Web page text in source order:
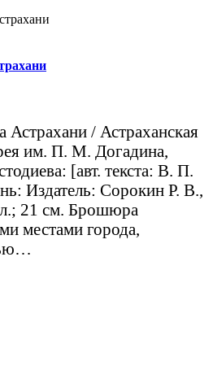
Астрахани / Астраханская
им. П. М. Догадина,
[авт. текста: В. П.
Издатель: Сорокин Р. В.,
21 см. Брошюра
местами города,